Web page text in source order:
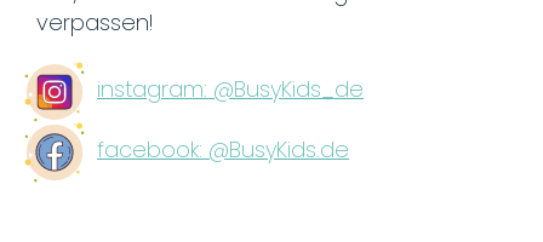
verpassen!
instagram: @BusyKids_de
facebook: @BusyKids.de